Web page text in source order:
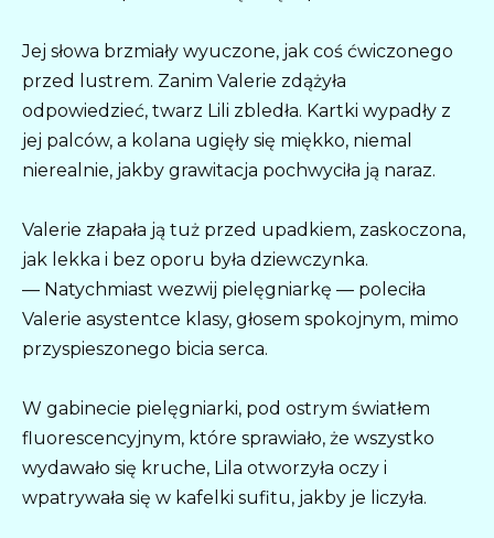
Jej słowa brzmiały wyuczone, jak coś ćwiczonego
przed lustrem. Zanim Valerie zdążyła
odpowiedzieć, twarz Lili zbledła. Kartki wypadły z
jej palców, a kolana ugięły się miękko, niemal
nierealnie, jakby grawitacja pochwyciła ją naraz.
Valerie złapała ją tuż przed upadkiem, zaskoczona,
jak lekka i bez oporu była dziewczynka.
— Natychmiast wezwij pielęgniarkę — poleciła
Valerie asystentce klasy, głosem spokojnym, mimo
przyspieszonego bicia serca.
W gabinecie pielęgniarki, pod ostrym światłem
fluorescencyjnym, które sprawiało, że wszystko
wydawało się kruche, Lila otworzyła oczy i
wpatrywała się w kafelki sufitu, jakby je liczyła.